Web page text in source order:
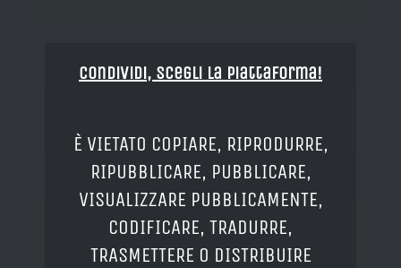
Condividi, Scegli la piattaforma!
È VIETATO COPIARE, RIPRODURRE,
RIPUBBLICARE, PUBBLICARE,
VISUALIZZARE PUBBLICAMENTE,
CODIFICARE, TRADURRE,
TRASMETTERE O DISTRIBUIRE